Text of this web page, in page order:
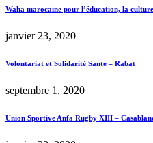
Waha marocaine pour l’éducation, la
janvier 23, 2020
Volontariat et Solidarité Santé – Rabat
septembre 1, 2020
Union Sportive Anfa Rugby XIII –